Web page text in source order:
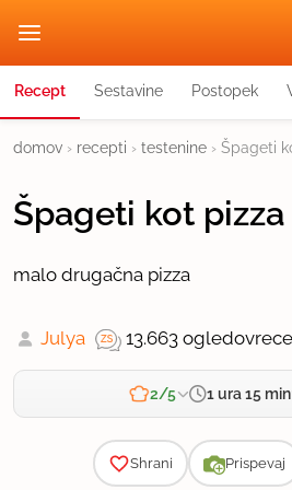
Recept Sestavine Postopek
domov › recepti › testenine › Špageti
Špageti kot pizza
malo drugačna pizza
Julya 13.663 ogledov
2/5 1 ura 15 min
Shrani Prispevaj